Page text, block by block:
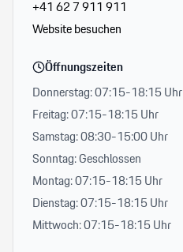
+41 62 7 911 911
Website besuchen
Öffnungszeiten
Donnerstag: 07:15-18:15 Uhr
Freitag: 07:15-18:15 Uhr
Samstag: 08:30-15:00 Uhr
Sonntag: Geschlossen
Montag: 07:15-18:15 Uhr
Dienstag: 07:15-18:15 Uhr
Mittwoch: 07:15-18:15 Uhr